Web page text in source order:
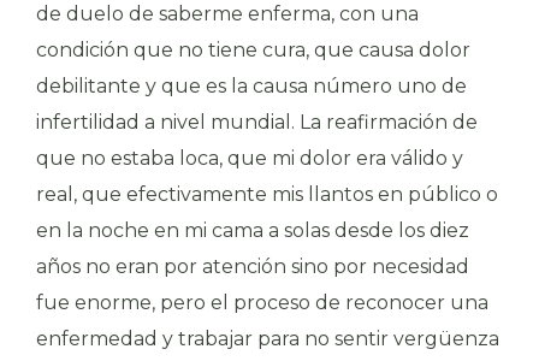
de duelo de saberme enferma, con una
condición que no tiene cura, que causa dolor
debilitante y que es la causa número uno de
infertilidad a nivel mundial. La reafirmación de
que no estaba loca, que mi dolor era válido y
real, que efectivamente mis llantos en público o
en la noche en mi cama a solas desde los diez
años no eran por atención sino por necesidad
fue enorme, pero el proceso de reconocer una
enfermedad y trabajar para no sentir vergüenza